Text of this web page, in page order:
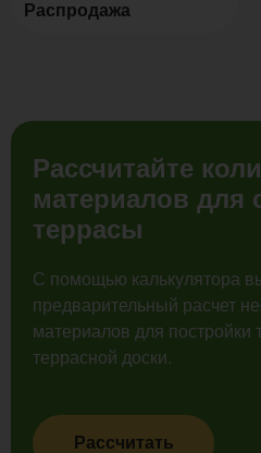
Распродажа
Рассчитайте
материалов для
террасы
С помощью калькулятора
предварительный расчет
материалов для постройки
террасной доски.
Рассчитать